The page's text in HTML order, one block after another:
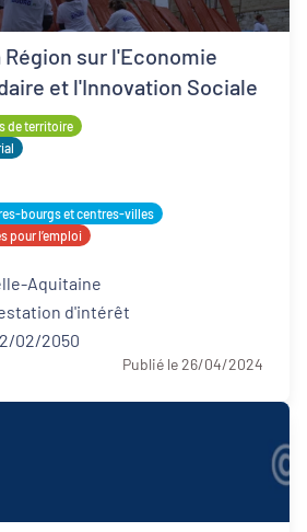
Région sur l'Economie
et l'Innovation Sociale
de territoire
bourgs et centres-villes
pour l’emploi
Aquitaine
d'intérêt
02/2050
Publié le 26/04/2024